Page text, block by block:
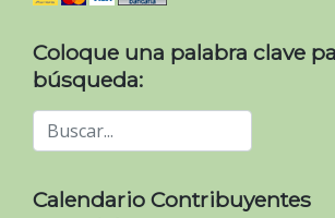
Coloque una palabra clave
búsqueda:
Calendario Contribuyentes